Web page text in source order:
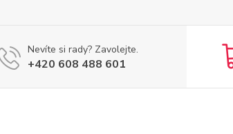
Nevíte si rady? Zavolejte.
+420 608 488 601